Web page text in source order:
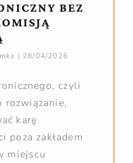
BEZ
28/04/2026
czyli
rozwiązanie,
karę
poza zakładem
miejscu